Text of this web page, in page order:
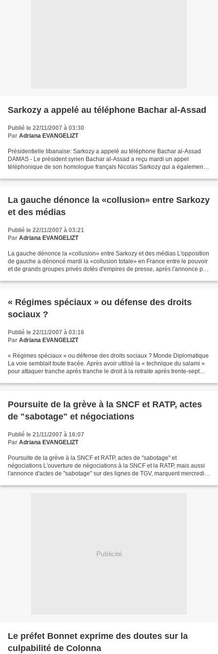
Sarkozy a appelé au téléphone Bachar al-Assad
Publié le 22/11/2007 à 03:30
Par Adriana EVANGELIZT
Présidentielle libanaise: Sarkozy a appelé au téléphone Bachar al-Assad
DAMAS - Le président syrien Bachar al-Assad a reçu mardi un appel
téléphonique de son homologue français Nicolas Sarkozy qui a également
La gauche dénonce la «collusion» entre Sarkozy
et des médias
Publié le 22/11/2007 à 03:21
Par Adriana EVANGELIZT
La gauche dénonce la «collusion» entre Sarkozy et des médias L'opposition
de gauche a dénoncé mardi la «collusion totale» en France entre le pouvoir
et de grands groupes privés dotés d'empires de presse, après l'annonce par
« Régimes spéciaux » ou défense des droits
sociaux ?
Publié le 22/11/2007 à 03:16
Par Adriana EVANGELIZT
« Régimes spéciaux » ou défense des droits sociaux ? Monde Diplomatique
La voie semblait toute tracée. Après avoir utilisé la « technique du salami »
pour attaquer tranche après tranche le droit à la retraite après trente-sept
Poursuite de la grève à la SNCF et RATP, actes
de "sabotage" et négociations
Publié le 21/11/2007 à 16:07
Par Adriana EVANGELIZT
Poursuite de la grève à la SNCF et RATP, actes de "sabotage" et
négociations L'ouverture de négociations à la SNCF et la RATP, mais aussi
l'annonce d'actes de "sabotage" sur des lignes de TGV, marquent mercredi
Publicité
Le préfet Bonnet exprime des doutes sur la
culpabilité de Colonna